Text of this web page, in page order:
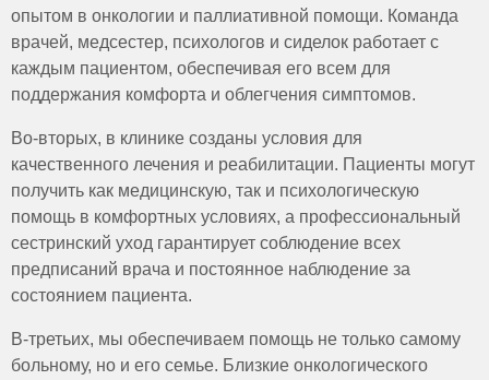
опытом в онкологии и паллиативной помощи. Команда
врачей, медсестер, психологов и сиделок работает с
каждым пациентом, обеспечивая его всем для
поддержания комфорта и облегчения симптомов.
Во-вторых, в клинике созданы условия для
качественного лечения и реабилитации. Пациенты могут
получить как медицинскую, так и психологическую
помощь в комфортных условиях, а профессиональный
сестринский уход гарантирует соблюдение всех
предписаний врача и постоянное наблюдение за
состоянием пациента.
В-третьих, мы обеспечиваем помощь не только самому
больному, но и его семье. Близкие онкологического